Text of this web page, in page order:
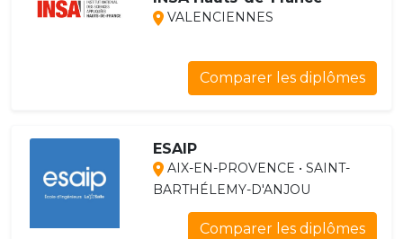
VALENCIENNES
Comparer les diplômes
ESAIP
AIX-EN-PROVENCE • SAINT-
BARTHÉLEMY-D'ANJOU
Comparer les diplômes